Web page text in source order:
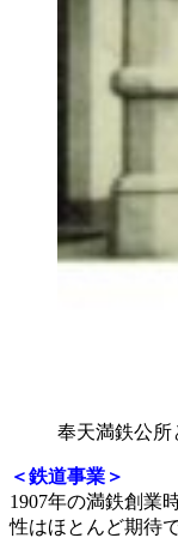
奉天満鉄公所
＜鉄道事業＞
1907年の満鉄創業
性はほとんど期待